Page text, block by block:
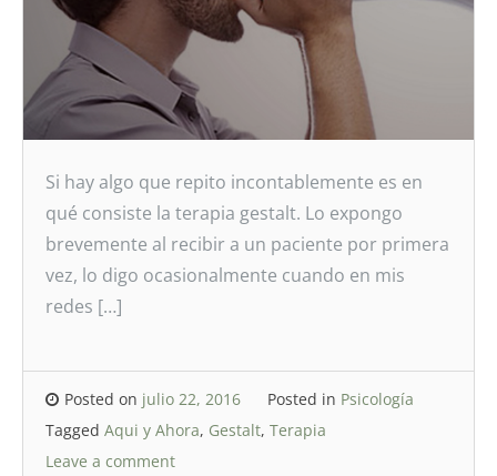
Si hay algo que repito incontablemente es en
qué consiste la terapia gestalt. Lo expongo
brevemente al recibir a un paciente por primera
vez, lo digo ocasionalmente cuando en mis
redes […]
Posted on julio 22, 2016 Posted in Psicología
Tagged Aqui y Ahora, Gestalt, Terapia
Leave a comment